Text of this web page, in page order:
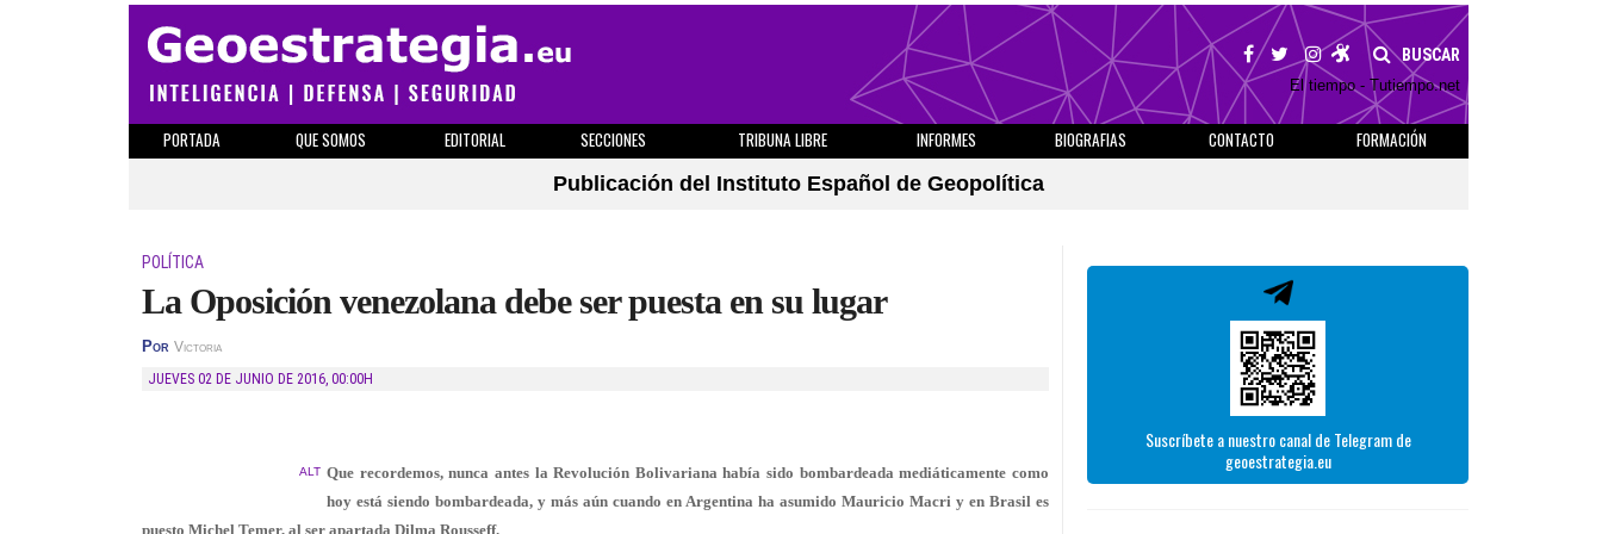
BUSCAR
El tiempo - Tutiempo.net
PORTADA QUE SOMOS EDITORIAL SECCIONES TRIBUNA LIBRE INFORMES BIOGRAFIAS CONTACTO
FORMACIÓN
Publicación del Instituto Español de Geopolítica
POLÍTICA
La Oposición venezolana debe ser puesta en su lugar
Por Victoria
JUEVES 02 DE JUNIO DE 2016, 00:00H
ALT Que recordemos, nunca antes la Revolución Bolivariana había sido bombardeada mediáticamente como
hoy está siendo bombardeada, y más aún cuando en Argentina ha asumido Mauricio Macri y en Brasil es
puesto Michel Temer, al ser apartada Dilma Rousseff.
Suscríbete a nuestro canal de Telegram de
geoestrategia.eu